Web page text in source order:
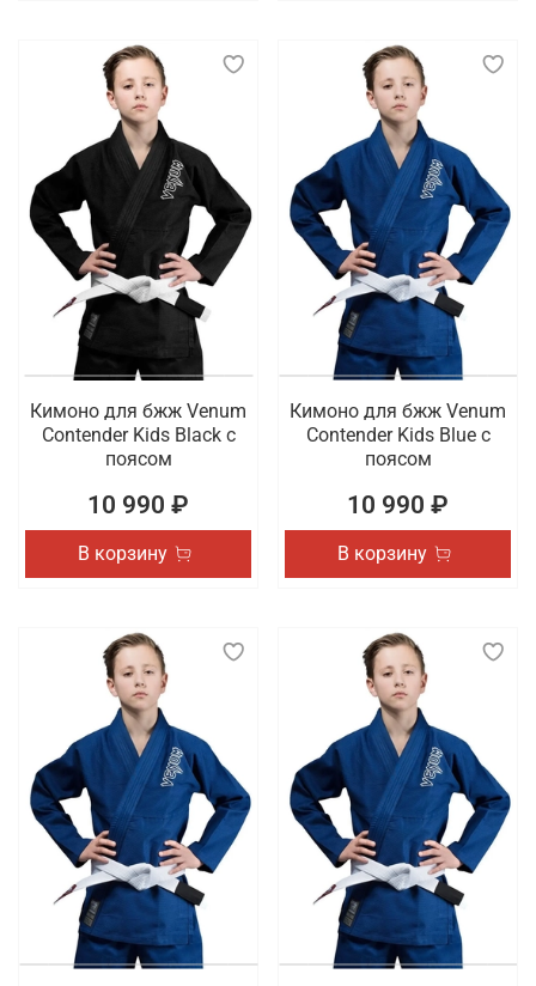
Кимоно для бжж Venum
Contender Kids Black с
поясом
10 990 ₽
В корзину
Кимоно для бжж Venum
Contender Kids Blue с
поясом
10 990 ₽
В корзину